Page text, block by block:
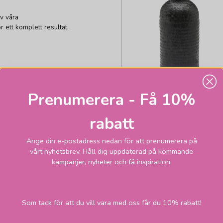
våra
ett komplett resultat.
PR HOME
Riley Lampfot Matt
253,5
Skickas inom
Prenumerera - Få 10%
rabatt
Ange din e-postadress nedan för att prenumerera på
vårt nyhetsbrev. Håll dig uppdaterad på kommande
kampanjer, nyheter och få inspiration.
Som tack för att du vill vara med oss får du 10% rabatt!